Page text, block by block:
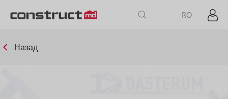
RO
Назад